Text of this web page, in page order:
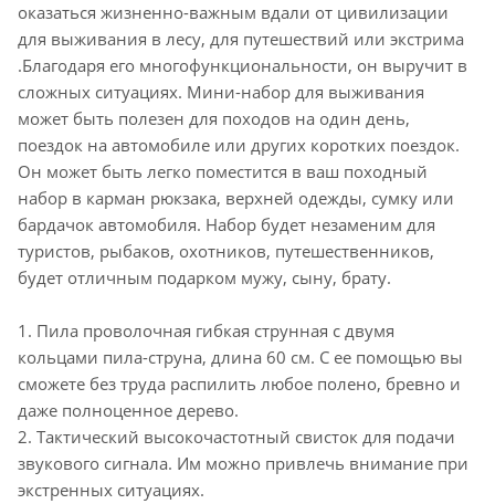
оказаться жизненно-важным вдали от цивилизации
для выживания в лесу, для путешествий или экстрима
.Благодаря его многофункциональности, он выручит в
сложных ситуациях. Мини-набор для выживания
может быть полезен для походов на один день,
поездок на автомобиле или других коротких поездок.
Он может быть легко поместится в ваш походный
набор в карман рюкзака, верхней одежды, сумку или
бардачок автомобиля. Набор будет незаменим для
туристов, рыбаков, охотников, путешественников,
будет отличным подарком мужу, сыну, брату.
1. Пила проволочная гибкая струнная с двумя
кольцами пила-струна, длина 60 см. С ее помощью вы
сможете без труда распилить любое полено, бревно и
даже полноценное дерево.
2. Тактический высокочастотный свисток для подачи
звукового сигнала. Им можно привлечь внимание при
экстренных ситуациях.